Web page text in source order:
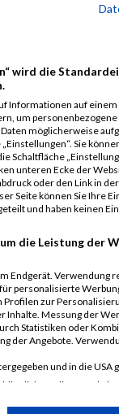
AGENTUR
GER
GmbH
NationVerein
AGENTUR
GER
AGENTUR
GmbH
AGENTUR
wird die
Informationen auf einem
um
möglicherweise
Sie
Schaltfläche
unteren Ecke der
oder den Link in
Seite können Sie Ihre
und haben keinen
die Leistung der
Endgerät. Verwendung
personalisierte
zur
Inhalte. Messung der
Statistiken oder
der Angebote.
und in die USA
für diese